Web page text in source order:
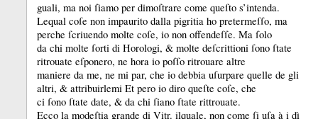
guali, ma noi ſiamo per dimoſtrare come queſto s’intenda.
Lequal coſe non impaurito dalla pigritia ho pretermeſſo, ma
perche ſcriuendo molte coſe, io non offendeſſe. Ma ſolo
da chi molte ſorti di Horologi, & molte deſcrittioni ſono ſtate
ritrouate eſponero, ne hora io poſſo ritrouare altre
maniere da me, ne mi par, che io debbia uſurpare quelle de gli
altri, & attribuirlemi Et pero io diro queſte coſe, che
ci ſono ſtate date, & da chi ſiano ſtate rittrouate.
Ecco la modeſtia grande di Vitr. ilquale, non come ſi uſa à i dì